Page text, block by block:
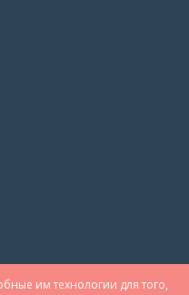
им технологии для того,